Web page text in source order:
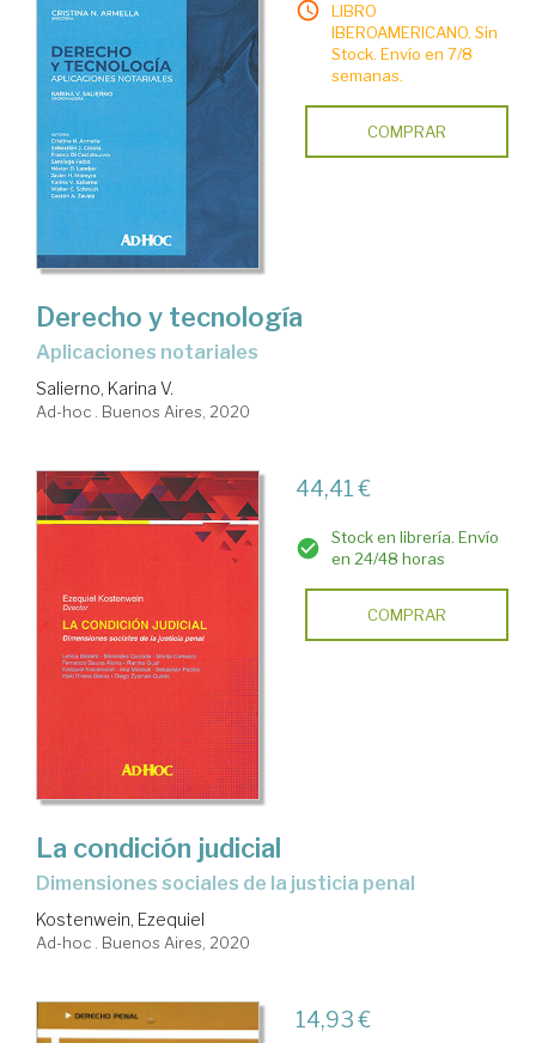
LIBRO
IBEROAMERICANO. Sin
Stock. Envío en 7/8
semanas.
COMPRAR
Derecho y tecnología
aplicaciones notariales
Salierno, Karina V.
Ad-hoc . Buenos Aires, 2020
44,41 €
Stock en librería. Envío
en 24/48 horas
COMPRAR
La condición judicial
dimensiones sociales de la justicia penal
Kostenwein, Ezequiel
Ad-hoc . Buenos Aires, 2020
14,93 €